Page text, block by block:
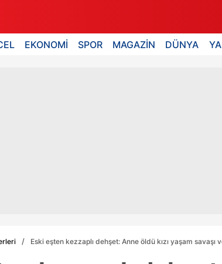
EKONOMİ SPOR MAGAZİN DÜNYA
Eski eşten kezzaplı dehşet: Anne öldü kızı yaşam savaşı